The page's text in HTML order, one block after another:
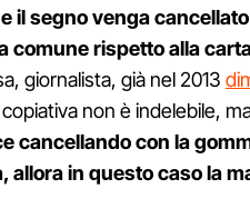
il segno venga
comune rispetto alla
giornalista, già nel 2013
non è indelebile,
cancellando con la
allora in questo caso la